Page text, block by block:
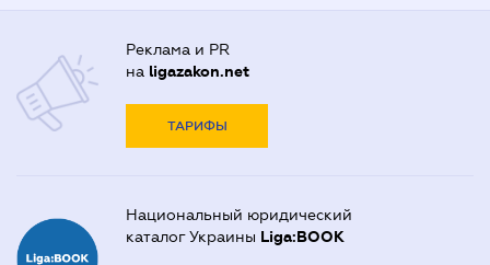
Реклама и PR
на ligazakon.net
ТАРИФЫ
Национальный юридический
каталог Украины Liga:BOOK